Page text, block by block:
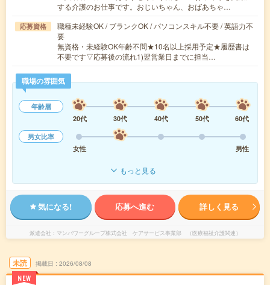
する介護のお仕事です。おじいちゃん、おばあちゃ…
応募資格
職種未経験OK / ブランクOK / パソコンスキル不要 / 英語力不
要
無資格・未経験OK年齢不問★10名以上採用予定★履歴書は
不要です▽応募後の流れ1)翌営業日までに担当…
職場の雰囲気
年齢層
20代
30代 40代 50代
60代
男女比率
女性
男性
もっと見る
気になる! 応募へ進む 詳しく見る
派遣会社 マンパワーグループ株式会社 ケアサービス事業部 （医療福祉介護関連）
未読
NEW
掲載日 2026/08/08